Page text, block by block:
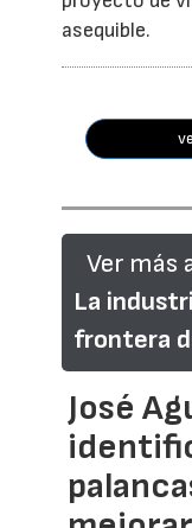
asequible.
Ver más
La
frontera
José